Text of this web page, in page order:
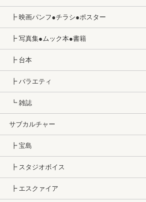
┣ 映画パンフ●チラシ●ポスター
┣ 写真集●ムック本●書籍
┣ 台本
┣ バラエティ
┗ 雑誌
サブカルチャー
┣ 宝島
┣ スタジオボイス
┣ エスクァイア